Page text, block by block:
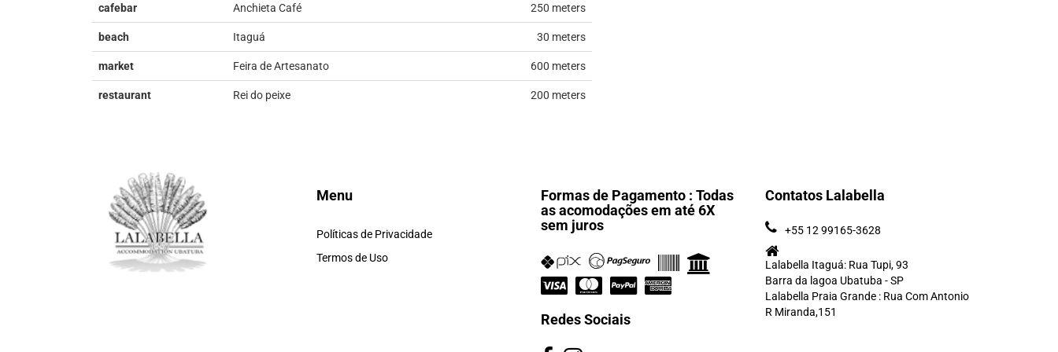
cafebar Anchieta Café 250 meters
beach Itaguá 30 meters
market Feira de Artesanato 600 meters
restaurant Rei do peixe 200 meters
Menu
Políticas de Privacidade
Termos de Uso
Formas de Pagamento : Todas
as acomodações em até 6X
sem juros
Redes Sociais
Contatos Lalabella
+55 12 99165-3628
Lalabella Itaguá: Rua Tupi, 93
Barra da lagoa Ubatuba - SP
Lalabella Praia Grande : Rua Com Antonio
R Miranda,151